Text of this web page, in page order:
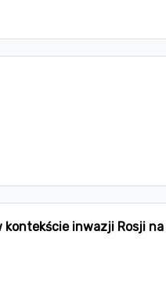
inwazji Rosji